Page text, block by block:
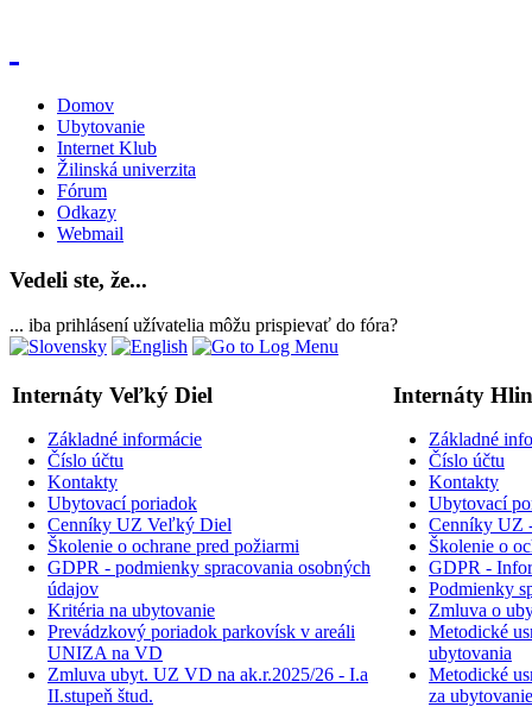
Domov
Ubytovanie
Internet Klub
Žilinská univerzita
Fórum
Odkazy
Webmail
Vedeli ste, že...
... iba prihlásení užívatelia môžu prispievať do fóra?
Internáty Veľký Diel Internáty
Základné informácie
Číslo účtu
Kontakty
Ubytovací poriadok
Cenníky UZ Veľký Diel
Školenie o ochrane pred požiarmi
GDPR - podmienky spracovania osobných
údajov
Kritéria na ubytovanie
Prevádzkový poriadok parkovísk v areáli
UNIZA na VD
Zmluva ubyt. UZ VD na ak.r.2025/26 - I.a
II.stupeň štud.
Základné
Číslo účtu
Kontakty
Ubytovací
Cenníky UZ
Školenie o
GDPR -
Podmienky
Zmluva o
Metodické
ubytovania
Metodické
za ubytovanie